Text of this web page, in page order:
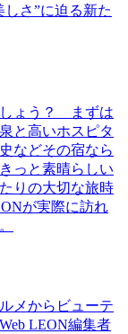
さ”に迫る新た
しょう？ まずは
と高いホスピタ
などその宿なら
っと素晴らしい
りの大切な旅時
が実際に訪れ
メからビューテ
LEON編集者